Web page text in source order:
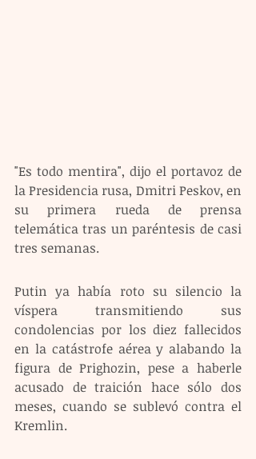
"Es todo mentira", dijo el portavoz de
la Presidencia rusa, Dmitri Peskov, en
su primera rueda de prensa
telemática tras un paréntesis de casi
tres semanas.
Putin ya había roto su silencio la
víspera transmitiendo sus
condolencias por los diez fallecidos
en la catástrofe aérea y alabando la
figura de Prighozin, pese a haberle
acusado de traición hace sólo dos
meses, cuando se sublevó contra el
Kremlin.